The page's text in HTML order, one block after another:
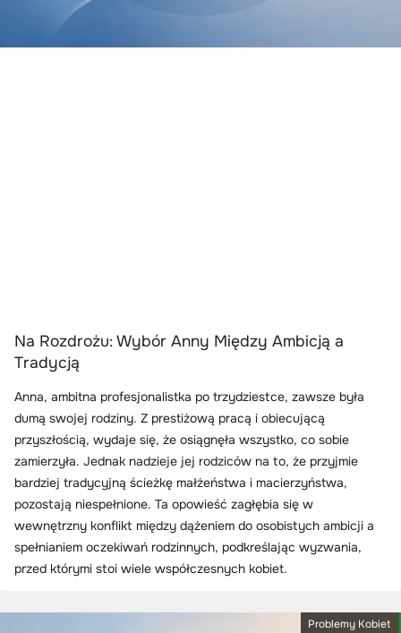
Na Rozdrożu: Wybór Anny Między Ambicją a
Tradycją
Anna, ambitna profesjonalistka po trzydziestce, zawsze była
dumą swojej rodziny. Z prestiżową pracą i obiecującą
przyszłością, wydaje się, że osiągnęła wszystko, co sobie
zamierzyła. Jednak nadzieje jej rodziców na to, że przyjmie
bardziej tradycyjną ścieżkę małżeństwa i macierzyństwa,
pozostają niespełnione. Ta opowieść zagłębia się w
wewnętrzny konflikt między dążeniem do osobistych ambicji a
spełnianiem oczekiwań rodzinnych, podkreślając wyzwania,
przed którymi stoi wiele współczesnych kobiet.
Problemy Kobiet